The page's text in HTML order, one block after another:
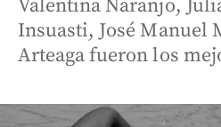
Valentina Naranjo,
Insuasti, José Manuel
Arteaga fueron los